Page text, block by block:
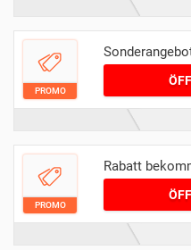
PROMO
PROMO
Rabatt